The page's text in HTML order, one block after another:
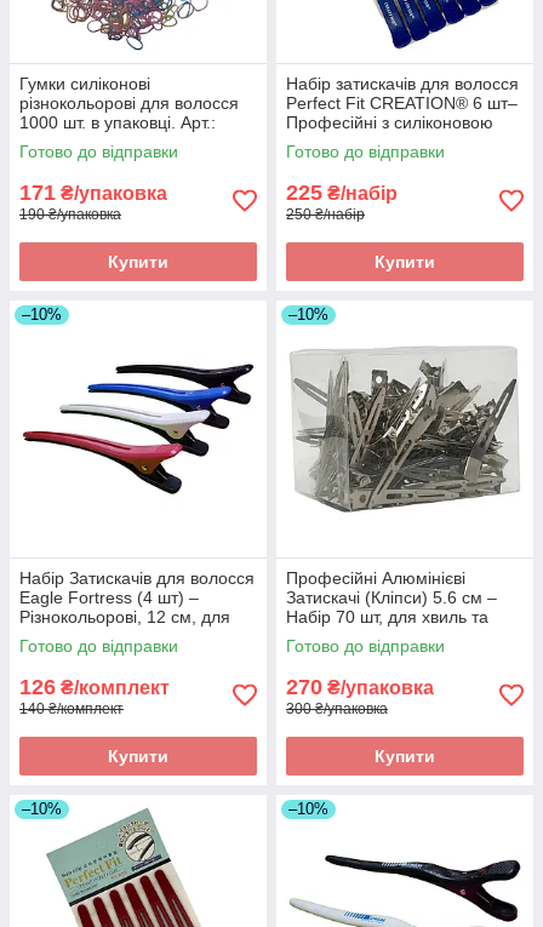
Гумки силіконові
різнокольорові для волосся
1000 шт. в упаковці. Арт.:
122489
Готово до відправки
171 ₴/упаковка
190 ₴/упаковка
Купити
Набір затискачів для волосся
Perfect Fit CRЕATION® 6 шт–
Професійні з силіконовою
смужкою проти ковзання та
зломів. Арт2324
Готово до відправки
225 ₴/набір
250 ₴/набір
Купити
–10%
Набір Затискачів для волосся
Eagle Fortress (4 шт) –
Різнокольорові, 12 см, для
секціонування та
фарбування. Арт JB0022
Готово до відправки
126 ₴/комплект
140 ₴/комплект
Купити
–10%
Професійні Алюмінієві
Затискачі (Кліпси) 5.6 см –
Набір 70 шт, для хвиль та
фіксації пасм. Арт.: 47651
Готово до відправки
270 ₴/упаковка
300 ₴/упаковка
Купити
–10% –10%